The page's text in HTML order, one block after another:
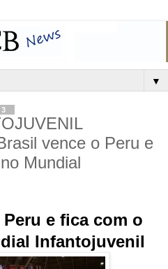
▼
vence o Peru e
Mundial
e fica com o
Infantojuvenil